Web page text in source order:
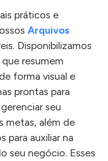
práticos e
Arquivos
Disponibilizamos
resumem
forma visual e
prontas para
seu
metas, além de
para auxiliar na
seu negócio. Esses